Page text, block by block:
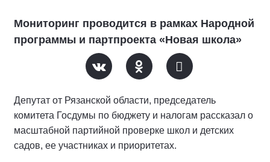
Мониторинг проводится в рамках Народной
программы и партпроекта «Новая школа»
Депутат от Рязанской области, председатель
комитета Госдумы по бюджету и налогам рассказал о
масштабной партийной проверке школ и детских
садов, ее участниках и приоритетах.